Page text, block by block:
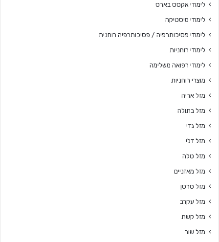
לימודי אקסס בארס
לימודי מיסטיקה
לימודי פסיכותרפיה / פסיכותרפיה רוחנית
לימודי רוחניות
לימודי רפואה משלימה
מוצרי רוחניות
מזל אריה
מזל בתולה
מזל גדי
מזל דלי
מזל טלה
מזל מאזניים
מזל סרטן
מזל עקרב
מזל קשת
מזל שור